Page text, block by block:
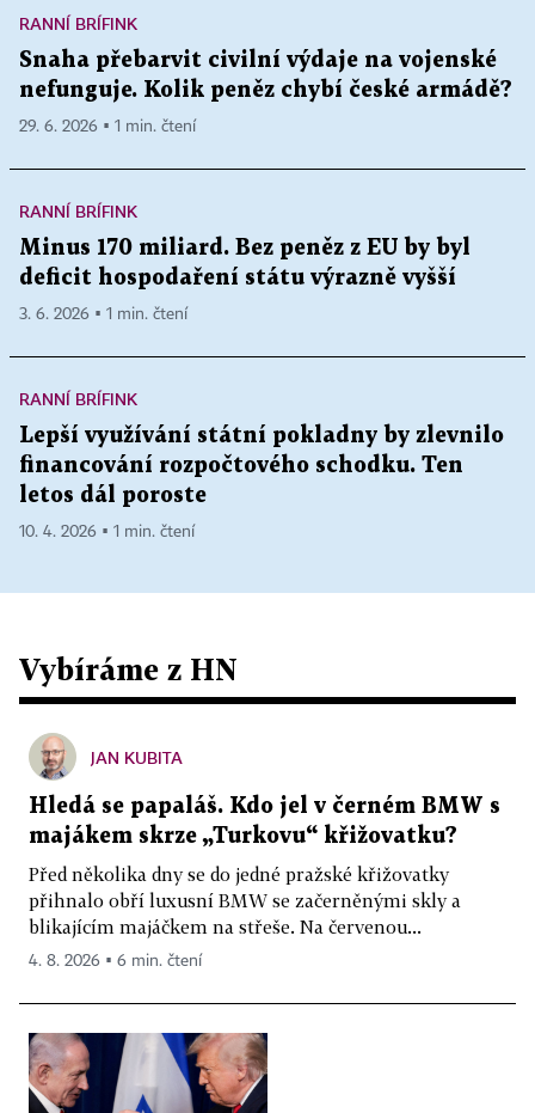
RANNÍ BRÍFINK
Snaha přebarvit civilní výdaje na vojenské
nefunguje. Kolik peněz chybí české armádě?
29. 6. 2026 ▪ 1 min. čtení
RANNÍ BRÍFINK
Minus 170 miliard. Bez peněz z EU by byl
deficit hospodaření státu výrazně vyšší
3. 6. 2026 ▪ 1 min. čtení
RANNÍ BRÍFINK
Lepší využívání státní pokladny by zlevnilo
financování rozpočtového schodku. Ten
letos dál poroste
10. 4. 2026 ▪ 1 min. čtení
Vybíráme z HN
JAN KUBITA
Hledá se papaláš. Kdo jel v černém BMW s
majákem skrze „Turkovu“ křižovatku?
Před několika dny se do jedné pražské křižovatky
přihnalo obří luxusní BMW se začerněnými skly a
blikajícím majáčkem na střeše. Na červenou...
4. 8. 2026 ▪ 6 min. čtení